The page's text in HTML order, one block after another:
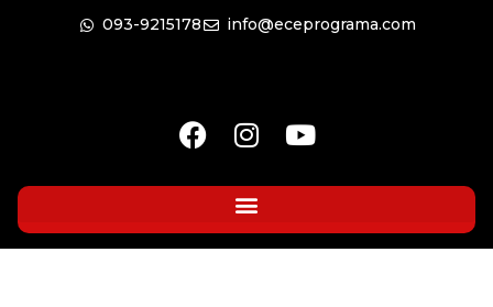
093-9215178 info@eceprograma.com